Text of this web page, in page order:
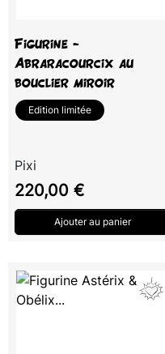
Figurine -
Abraracourcix au
bouclier miroir
Edition limitée
Pixi
Prix
220,00 €
Ajouter au panier